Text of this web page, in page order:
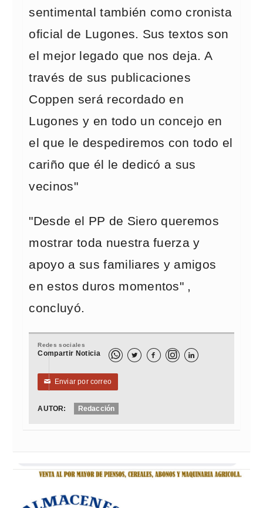
sentimental también como cronista
oficial de Lugones. Sus textos son
el mejor legado que nos deja. A
través de sus publicaciones
Coppen será recordado en
Lugones y en todo un concejo en
el que le despediremos con todo el
cariño que él le dedicó a sus
vecinos"
"Desde el PP de Siero queremos
mostrar toda nuestra fuerza y
apoyo a sus familiares y amigos
en estos duros momentos" ,
concluyó.
Redes sociales
Compartir Noticia   
✉ Enviar por correo
AUTOR: Redacción